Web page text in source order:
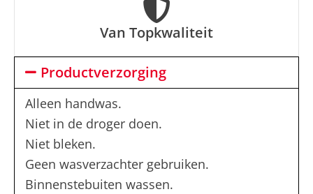
Van Topkwaliteit
Productverzorging
Alleen handwas.
Niet in de droger doen.
Niet bleken.
Geen wasverzachter gebruiken.
Binnenstebuiten wassen.